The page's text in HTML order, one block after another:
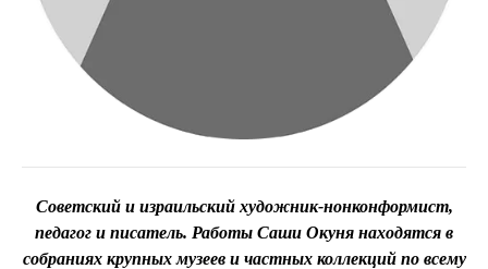
Советский и израильский художник-нонконформист,
педагог и писатель. Работы Саши Окуня находятся в
собраниях крупных музеев и частных коллекций по всему